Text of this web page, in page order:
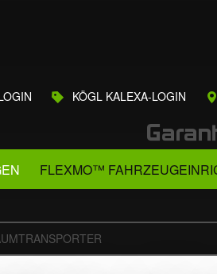
KÖGL KALEXA-LOGIN
FLEXMO™